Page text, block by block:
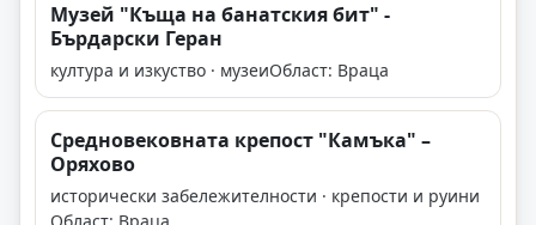
Музей "Къща на банатския бит" -
Бърдарски Геран
култура и изкуство · музеиОбласт: Враца
Средновековната крепост "Камъка" –
Оряхово
исторически забележителности · крепости и руини